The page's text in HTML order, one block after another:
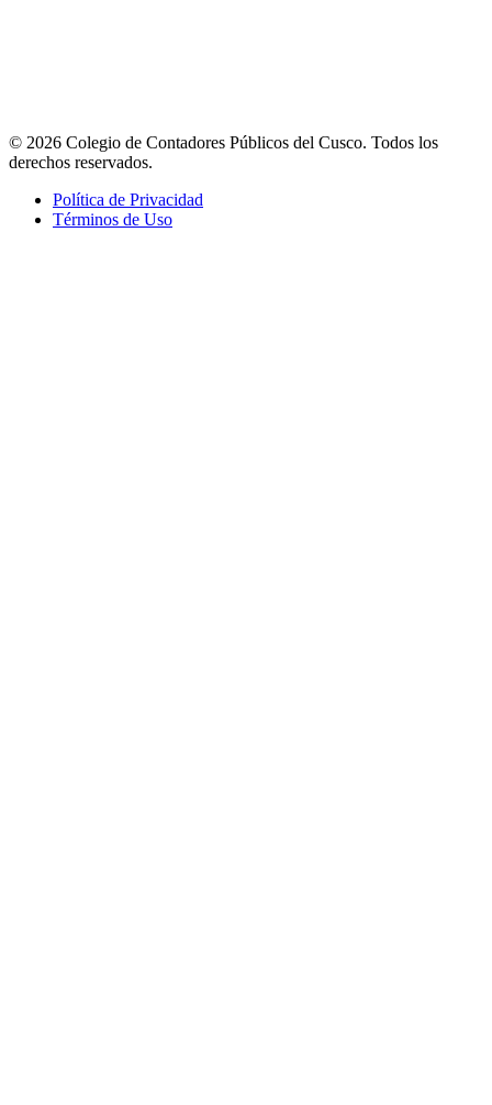
© 2026 Colegio de Contadores Públicos del Cusco. Todos los
derechos reservados.
Política de Privacidad
Términos de Uso